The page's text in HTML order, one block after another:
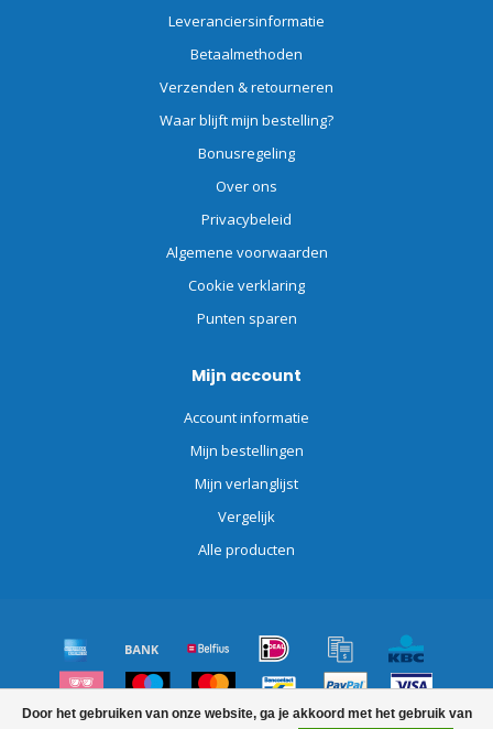
Door het gebruiken van onze website, ga je akkoord met het gebruik van
Leveranciersinformatie
Betaalmethoden
Verzenden & retourneren
Waar blijft mijn bestelling?
Bonusregeling
Over ons
Privacybeleid
Algemene voorwaarden
Cookie verklaring
Punten sparen
Mijn account
Account informatie
Mijn bestellingen
Mijn verlanglijst
Vergelijk
Alle producten